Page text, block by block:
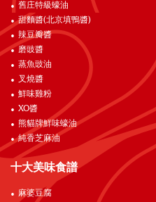
舊庄特級蠔油
甜麵醬(北京填鴨醬)
辣豆瓣醬
磨豉醬
蒸魚豉油
叉燒醬
鮮味雞粉
XO醬
熊貓牌鮮味蠔油
純香芝麻油
十大美味食譜
麻婆豆腐